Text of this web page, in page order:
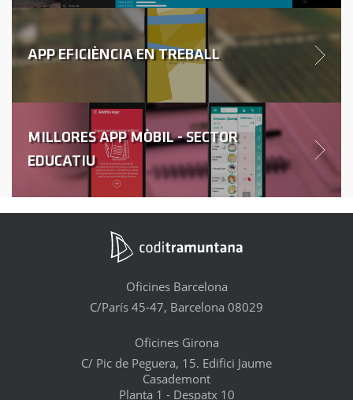
APP EFICIÈNCIA EN TREBALL
MILLORES APP MÒBIL - SECTOR
EDUCATIU
Oficines Barcelona
C/París 45-47, Barcelona 08029
Oficines Girona
C/ Pic de Peguera, 15. Edifici Jaume
Casademont
Planta 1 - Despatx 10